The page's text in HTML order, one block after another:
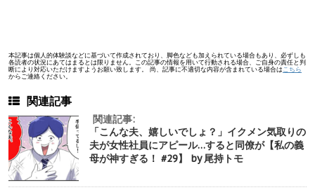
本記事は個人的体験談などに基づいて作成されており、脚色なども加えられている場合もあり、必ずしも
各読者の状況にあてはまるとは限りません。この記事の情報を用いて行動される場合、ご自身の責任と判
断により対応いただけますようお願い致します。 尚、記事に不適切な内容が含まれている場合はこちら
からご連絡ください。
関連記事
関連記事:
「こんな夫、嬉しいでしょ？」イクメン気取りの
夫が女性社員にアピール…すると同僚が【私の義
母が神すぎる！ #29】 by 尾持トモ